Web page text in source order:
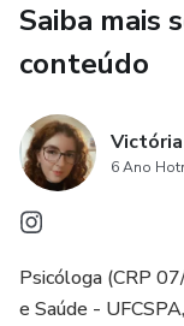
Saiba mais
conteúdo
6 Ano
Psicóloga (CRP
e Saúde -